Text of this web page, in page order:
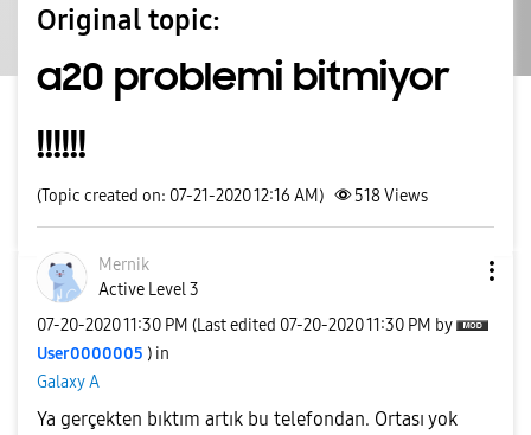
Original topic:
a20 problemi bitmiyor
!!!!!!
(Topic created on: 07-21-2020 12:16 AM) 518Views
Mernik
Active Level 3
‎07-20-202011:30 PM (Last edited ‎07-20-202011:30 PM by
User0000005 ) in
Galaxy A
Ya gerçekten bıktım artık bu telefondan. Ortası yok